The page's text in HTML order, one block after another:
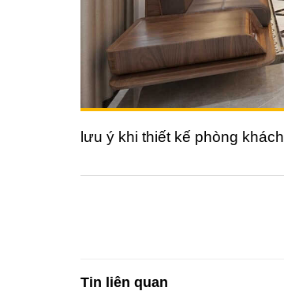
lưu ý khi thiết kế phòng khách
Tin liên quan